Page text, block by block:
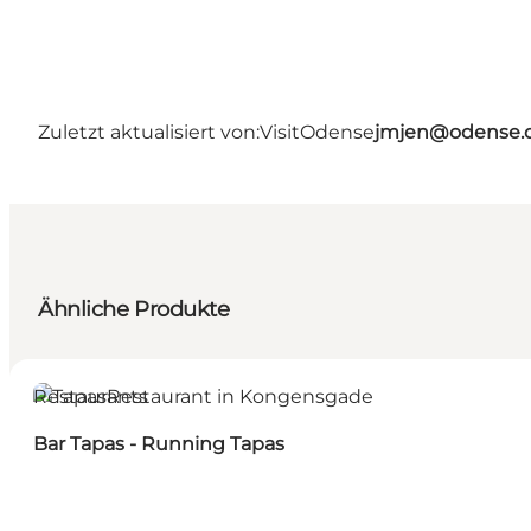
Zuletzt aktualisiert von:VisitOdense
Ähnliche Produkte
Restaurants
Bar Tapas - Running Tapas